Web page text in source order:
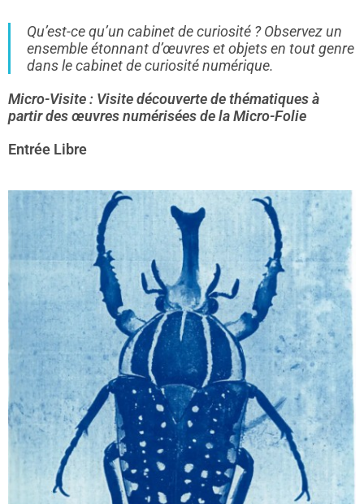
Qu’est-ce qu’un cabinet de curiosité ? Observez un
ensemble étonnant d’œuvres et objets en tout genre
dans le cabinet de curiosité numérique.
Micro-Visite : Visite découverte de thématiques à
partir des œuvres numérisées de la Micro-Folie
Entrée Libre